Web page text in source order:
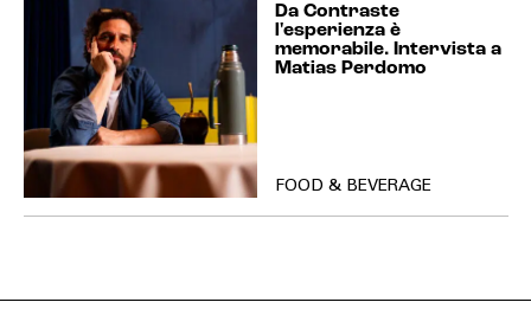
Da Contraste
l'esperienza è
memorabile. Intervista a
Matias Perdomo
FOOD & BEVERAGE